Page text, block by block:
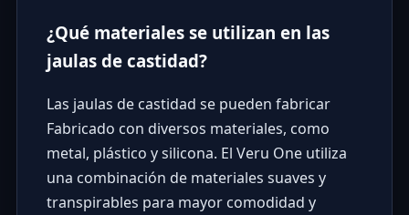
¿Qué materiales se utilizan en las
jaulas de castidad?
Las jaulas de castidad se pueden fabricar
Fabricado con diversos materiales, como
metal, plástico y silicona. El Veru One utiliza
una combinación de materiales suaves y
transpirables para mayor comodidad y